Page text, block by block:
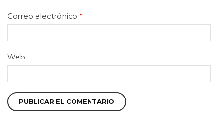
Correo electrónico *
Web